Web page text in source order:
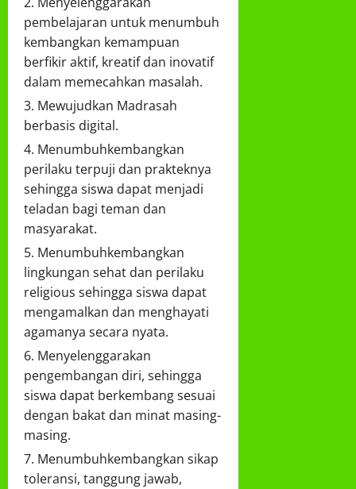
pembelajaran untuk menumbuh
kembangkan kemampuan
berfikir aktif, kreatif dan inovatif
dalam memecahkan masalah.
Mewujudkan Madrasah
berbasis digital.
Menumbuhkembangkan
perilaku terpuji dan prakteknya
sehingga siswa dapat menjadi
teladan bagi teman dan
masyarakat.
Menumbuhkembangkan
lingkungan sehat dan perilaku
religious sehingga siswa dapat
mengamalkan dan menghayati
agamanya secara nyata.
Menyelenggarakan
pengembangan diri, sehingga
siswa dapat berkembang sesuai
dengan bakat dan minat masing-
masing.
Menumbuhkembangkan sikap
toleransi, tanggung jawab,